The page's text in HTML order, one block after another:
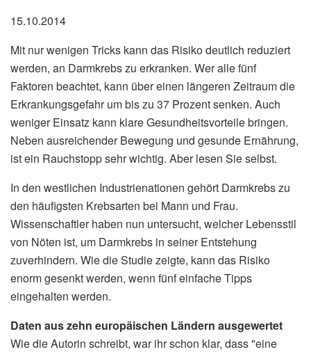
15.10.2014
Mit nur wenigen Tricks kann das Risiko deutlich reduziert
werden, an Darmkrebs zu erkranken. Wer alle fünf
Faktoren beachtet, kann über einen längeren Zeitraum die
Erkrankungsgefahr um bis zu 37 Prozent senken. Auch
weniger Einsatz kann klare Gesundheitsvorteile bringen.
Neben ausreichender Bewegung und gesunde Ernährung,
ist ein Rauchstopp sehr wichtig. Aber lesen Sie selbst.
In den westlichen Industrienationen gehört Darmkrebs zu
den häufigsten Krebsarten bei Mann und Frau.
Wissenschaftler haben nun untersucht, welcher Lebensstil
von Nöten ist, um Darmkrebs in seiner Entstehung
zuverhindern. Wie die Studie zeigte, kann das Risiko
enorm gesenkt werden, wenn fünf einfache Tipps
eingehalten werden.
Daten aus zehn europäischen Ländern ausgewertet
Wie die Autorin schreibt, war ihr schon klar, dass "eine